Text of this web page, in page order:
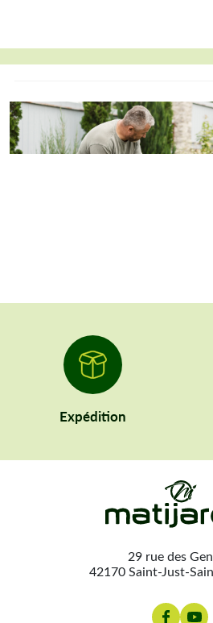
Expédition
29 rue des
42170 Saint-Just-